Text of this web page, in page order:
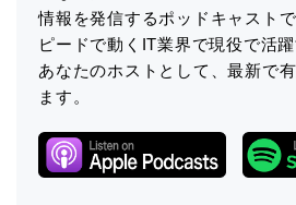
情報を発信するポッドキャスト
ピードで動くIT業界で現役で活
あなたのホストとして、最新で
ます。